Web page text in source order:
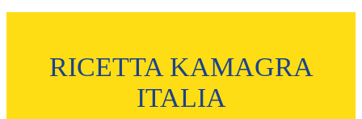
RICETTA KAMAGRA
ITALIA